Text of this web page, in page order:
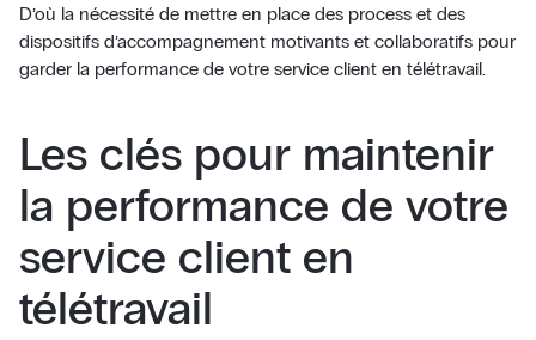
D’où la nécessité de mettre en place des process et des
dispositifs d’accompagnement motivants et collaboratifs pour
garder la performance de votre service client en télétravail.
Les clés pour maintenir
la performance de votre
service client en
télétravail